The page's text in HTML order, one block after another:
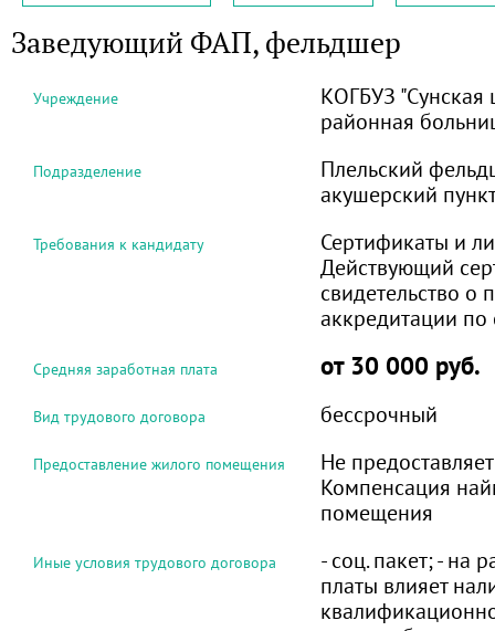
Заведующий ФАП, фельдшер
Учреждение
КОГБУЗ "Сунская
районная
Подразделение
Плельский
акушерский
Требования к кандидату
Сертификаты и
Действующий
свидетельство о
аккредитации по
Средняя заработная плата от 30 000 руб.
Вид трудового договора бессрочный
Предоставление жилого помещения
Не
Компенсация
помещения
Иные условия трудового договора
- соц. пакет; - на
платы влияет